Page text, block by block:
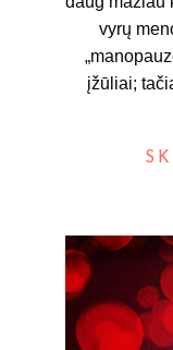
vyrų
įžūliai;